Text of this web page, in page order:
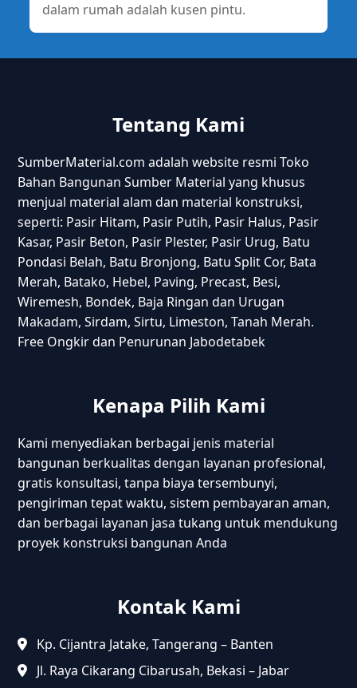
dalam rumah adalah kusen pintu.
Tentang Kami
SumberMaterial.com adalah website resmi Toko
Bahan Bangunan Sumber Material yang khusus
menjual material alam dan material konstruksi,
seperti: Pasir Hitam, Pasir Putih, Pasir Halus, Pasir
Kasar, Pasir Beton, Pasir Plester, Pasir Urug, Batu
Pondasi Belah, Batu Bronjong, Batu Split Cor, Bata
Merah, Batako, Hebel, Paving, Precast, Besi,
Wiremesh, Bondek, Baja Ringan dan Urugan
Makadam, Sirdam, Sirtu, Limeston, Tanah Merah.
Free Ongkir dan Penurunan Jabodetabek
Kenapa Pilih Kami
Kami menyediakan berbagai jenis material
bangunan berkualitas dengan layanan profesional,
gratis konsultasi, tanpa biaya tersembunyi,
pengiriman tepat waktu, sistem pembayaran aman,
dan berbagai layanan jasa tukang untuk mendukung
proyek konstruksi bangunan Anda
Kontak Kami
Kp. Cijantra Jatake, Tangerang – Banten
Jl. Raya Cikarang Cibarusah, Bekasi – Jabar